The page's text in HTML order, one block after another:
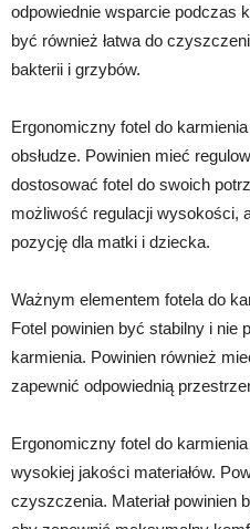
odpowiednie wsparcie podczas
być również łatwa do
bakterii i grzybów.
Ergonomiczny fotel do
obsłudze. Powinien mieć
dostosować fotel do swoich
możliwość regulacji wysokości,
pozycję dla matki i dziecka.
Ważnym elementem fotela do
Fotel powinien być stabilny i nie
karmienia. Powinien również
zapewnić odpowiednią
Ergonomiczny fotel do
wysokiej jakości materiałów.
czyszczenia. Materiał powinien